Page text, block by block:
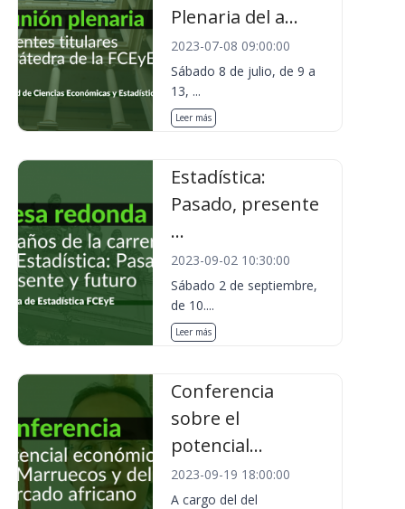
Plenaria del a...
2023-07-08 09:00:00
Sábado 8 de julio, de 9 a
13, ...
Leer más
Estadística:
Pasado, presente
...
2023-09-02 10:30:00
Sábado 2 de septiembre,
de 10....
Leer más
Conferencia
sobre el
potencial...
2023-09-19 18:00:00
A cargo del del